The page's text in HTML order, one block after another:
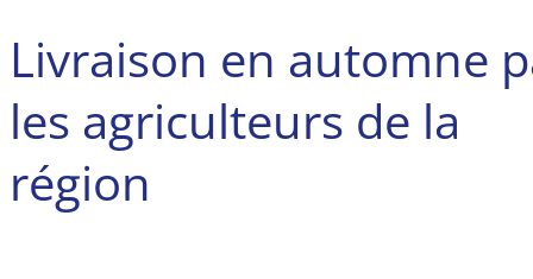
Livraison en automne
les agriculteurs de la
région